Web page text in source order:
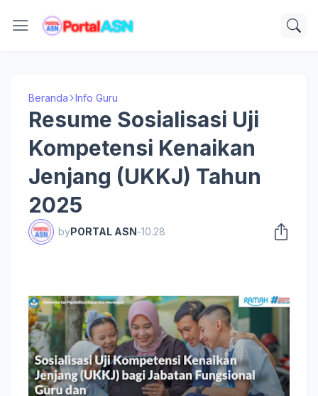
Beranda Info Guru
Resume Sosialisasi Uji
Kompetensi Kenaikan
Jenjang (UKKJ) Tahun
2025
byPORTAL ASN-10.28